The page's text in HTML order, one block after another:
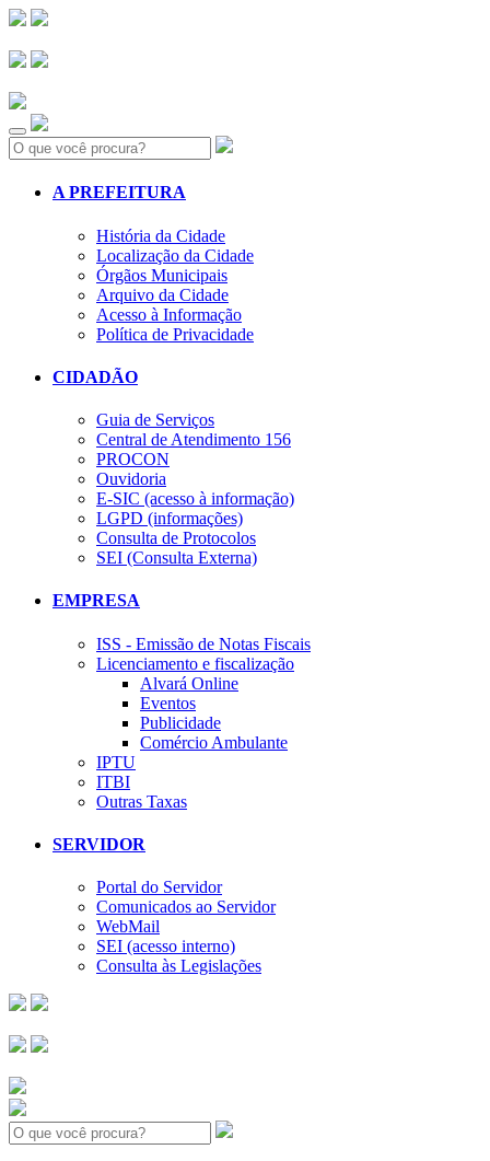
Search:
A PREFEITURA
História da Cidade
Localização da Cidade
Órgãos Municipais
Arquivo da Cidade
Acesso à Informação
Política de Privacidade
CIDADÃO
Guia de Serviços
Central de Atendimento 156
PROCON
Ouvidoria
E-SIC (acesso à informação)
LGPD (informações)
Consulta de Protocolos
SEI (Consulta Externa)
EMPRESA
ISS - Emissão de Notas Fiscais
Licenciamento e fiscalização
Alvará Online
Eventos
Publicidade
Comércio Ambulante
IPTU
ITBI
Outras Taxas
SERVIDOR
Portal do Servidor
Comunicados ao Servidor
WebMail
SEI (acesso interno)
Consulta às Legislações
Search: